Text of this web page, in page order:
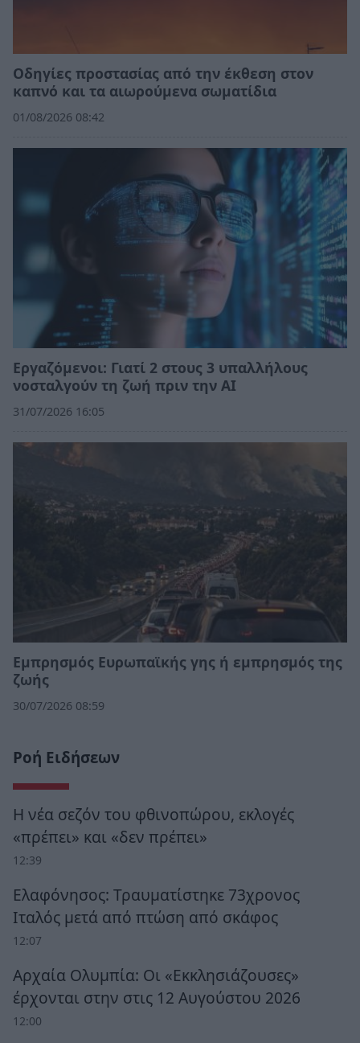
Οδηγίες προστασίας από την έκθεση στον
καπνό και τα αιωρούμενα σωματίδια
01/08/2026 08:42
Εργαζόμενοι: Γιατί 2 στους 3 υπαλλήλους
νοσταλγούν τη ζωή πριν την ΑΙ
31/07/2026 16:05
Εμπρησμός Ευρωπαϊκής γης ή εμπρησμός της
ζωής
30/07/2026 08:59
Ροή Ειδήσεων
Η νέα σεζόν του φθινοπώρου, εκλογές
«πρέπει» και «δεν πρέπει»
12:39
Ελαφόνησος: Τραυματίστηκε 73χρονος
Ιταλός μετά από πτώση από σκάφος
12:07
Αρχαία Ολυμπία: Οι «Εκκλησιάζουσες»
έρχονται στην στις 12 Αυγούστου 2026
12:00